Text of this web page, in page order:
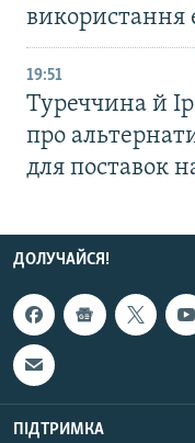
використання
19:51
Туреччина й
про
для поставок
ДОЛУЧАЙСЯ!
ПІДТРИМКА